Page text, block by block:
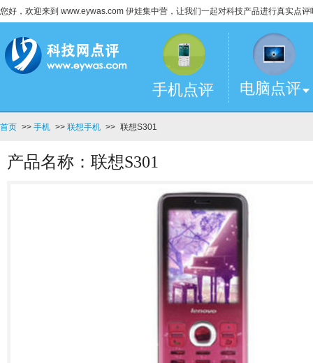
您好，欢迎来到 www.eywas.com 伊娃集中营，让我们一起对科技产品进行真实点评
手机点评 电脑点评
首页 >> 手机 >> 联想手机 >> 联想S301
产品名称：联想S301